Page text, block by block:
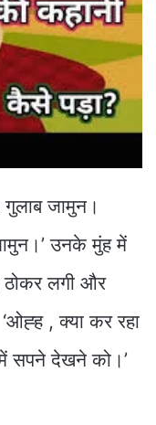
गुलाब जामुन।
उनके मुंह में
लगी और
, क्या कर रहा
में सपने देखने को।’